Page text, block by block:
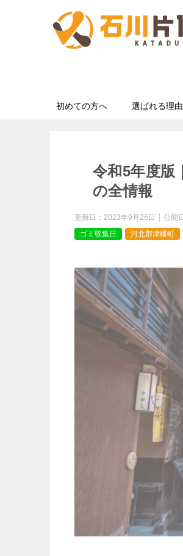
初めての方へ 選ばれる理由
令和5年度版
の全情報
更新日： 2023年9月26日 公開
ゴミ収集日
河北郡津幡町